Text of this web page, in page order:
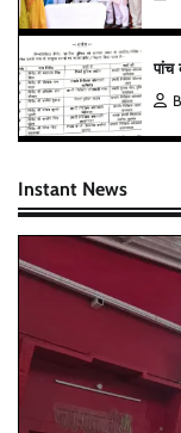
पांच
Instant News